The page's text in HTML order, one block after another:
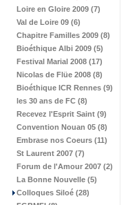
Loire en Gloire 2009 (7)
Val de Loire 09 (6)
Chapitre Familles 2009 (8)
Bioéthique Albi 2009 (5)
Festival Marial 2008 (17)
Nicolas de Flüe 2008 (8)
Bioéthique ICR Rennes (9)
les 30 ans de FC (8)
Recevez l'Esprit Saint (9)
Convention Nouan 05 (8)
Embrase nos Coeurs (11)
St Laurent 2007 (7)
Forum de l'Amour 2007 (2)
La Bonne Nouvelle (5)
Colloques Siloé (28)